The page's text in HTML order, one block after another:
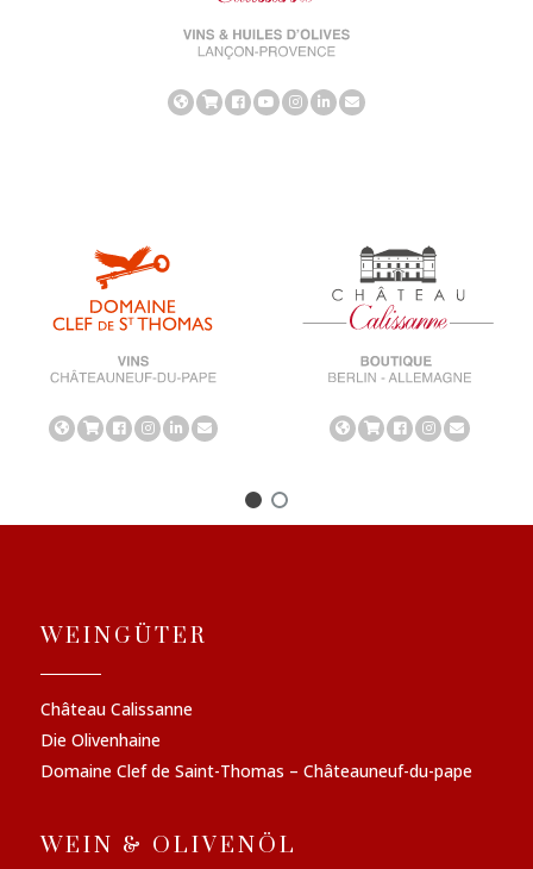
WEINGÜTER
Château Calissanne
Die Olivenhaine
Domaine Clef de Saint-Thomas – Châteauneuf-du-pape
WEIN & OLIVENÖL